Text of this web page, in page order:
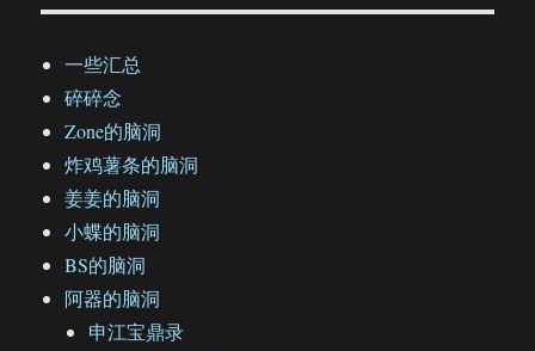
一些汇总
碎碎念
Zone的脑洞
炸鸡薯条的脑洞
姜姜的脑洞
小蝶的脑洞
BS的脑洞
阿器的脑洞
申江宝鼎录